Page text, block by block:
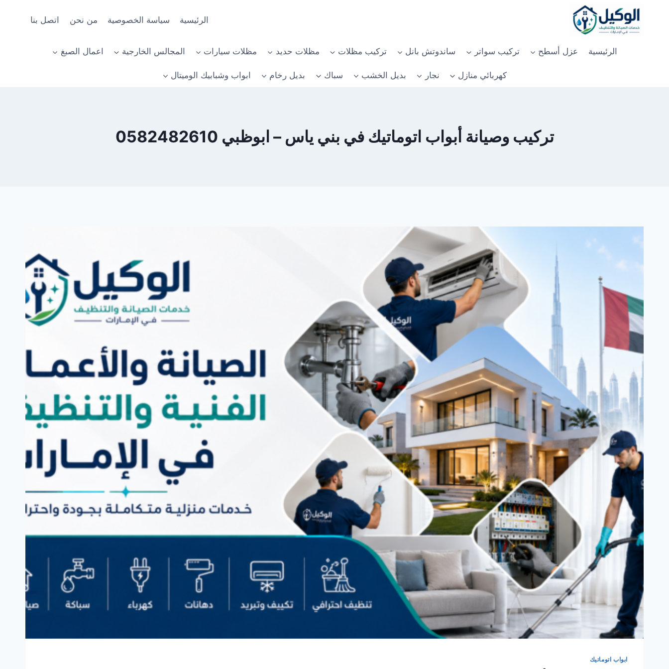
الرئيسية سياسة الخصوصية من نحن اتصل بنا
الرئيسية عزل أسطح تركيب سواتر ساندوتش بانل تركيب مظلات مظلات حديد مظلات سيارات المجالس الخارجية اعمال الصبغ
كهربائي منازل نجار بديل الخشب سباك بديل رخام ابواب وشبابيك الوميتال
تركيب وصيانة أبواب اتوماتيك في بني ياس – ابوظبي 0582482610
ابواب اتوماتيك